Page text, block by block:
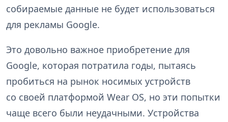
собираемые данные не будет использоваться
для рекламы Google.
Это довольно важное приобретение для
Google, которая потратила годы, пытаясь
пробиться на рынок носимых устройств
со своей платформой Wear OS, но эти попытки
чаще всего были неудачными. Устройства